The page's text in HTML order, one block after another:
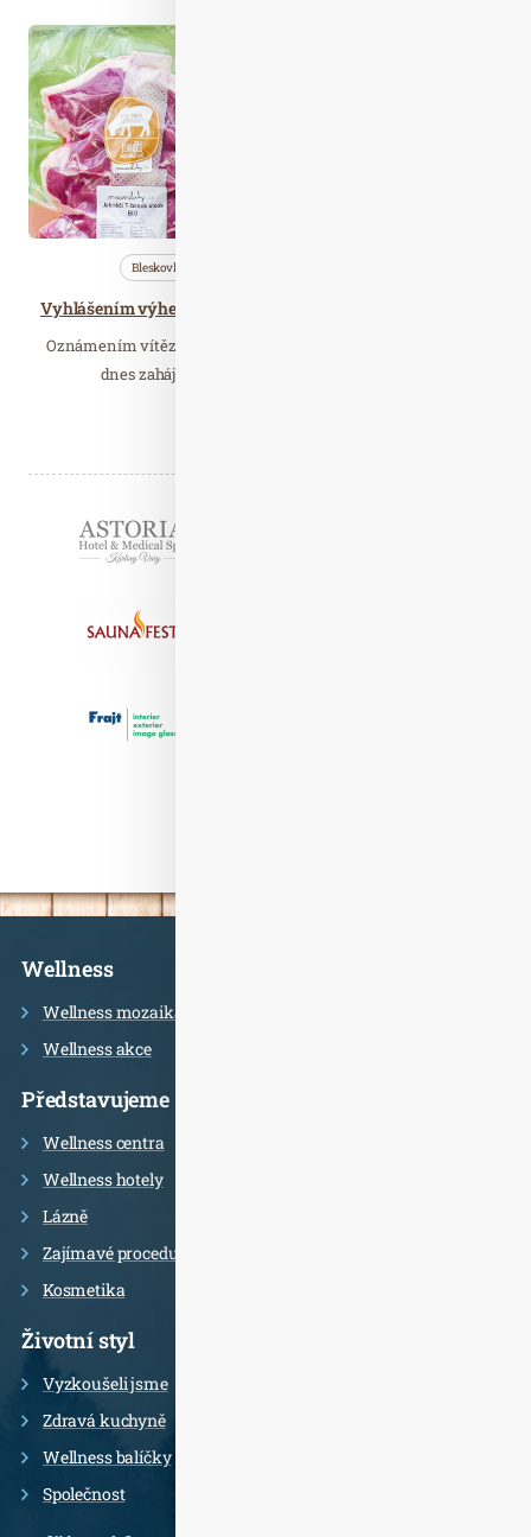
Bleskovky
Oznámením vítězů soutěže Česká biopotravina roku 2021 byla
dnes zahájena každoroční edukační kampaň…
Informace
Wellness
Wellness mozaika
Wellness akce
Představujeme
Wellness centra
Wellness hotely
Lázně
Zajímavé procedury
Kosmetika
Životní styl
Vyzkoušeli jsme
Zdravá kuchyně
Wellness balíčky
Společnost